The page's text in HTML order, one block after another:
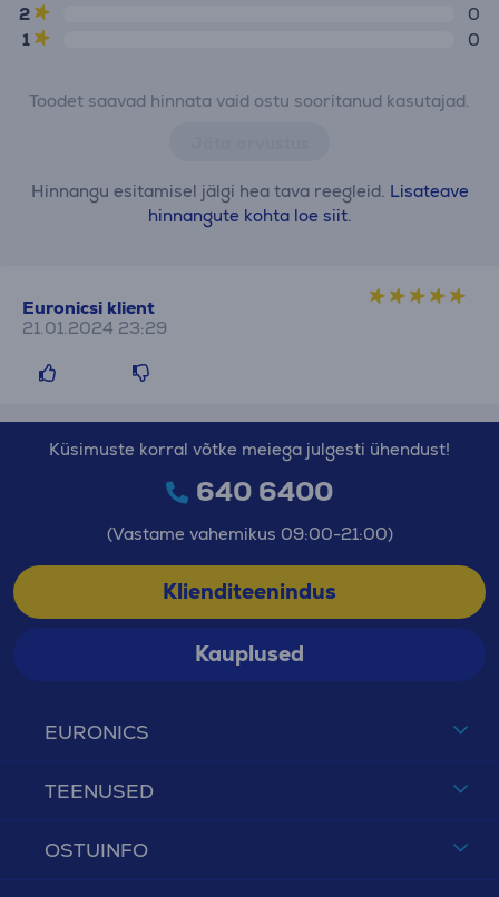
2
0
1
0
Toodet saavad hinnata vaid ostu sooritanud kasutajad.
Hinnangu esitamisel jälgi hea tava reegleid. Lisateave
hinnangute kohta loe siit.
Euronicsi klient
21.01.2024 23:29
EURONICS
TEENUSED
OSTUINFO
Küsimuste korral võtke meiega julgesti ühendust!
640 6400
(Vastame vahemikus 09:00-21:00)
Klienditeenindus
Kauplused